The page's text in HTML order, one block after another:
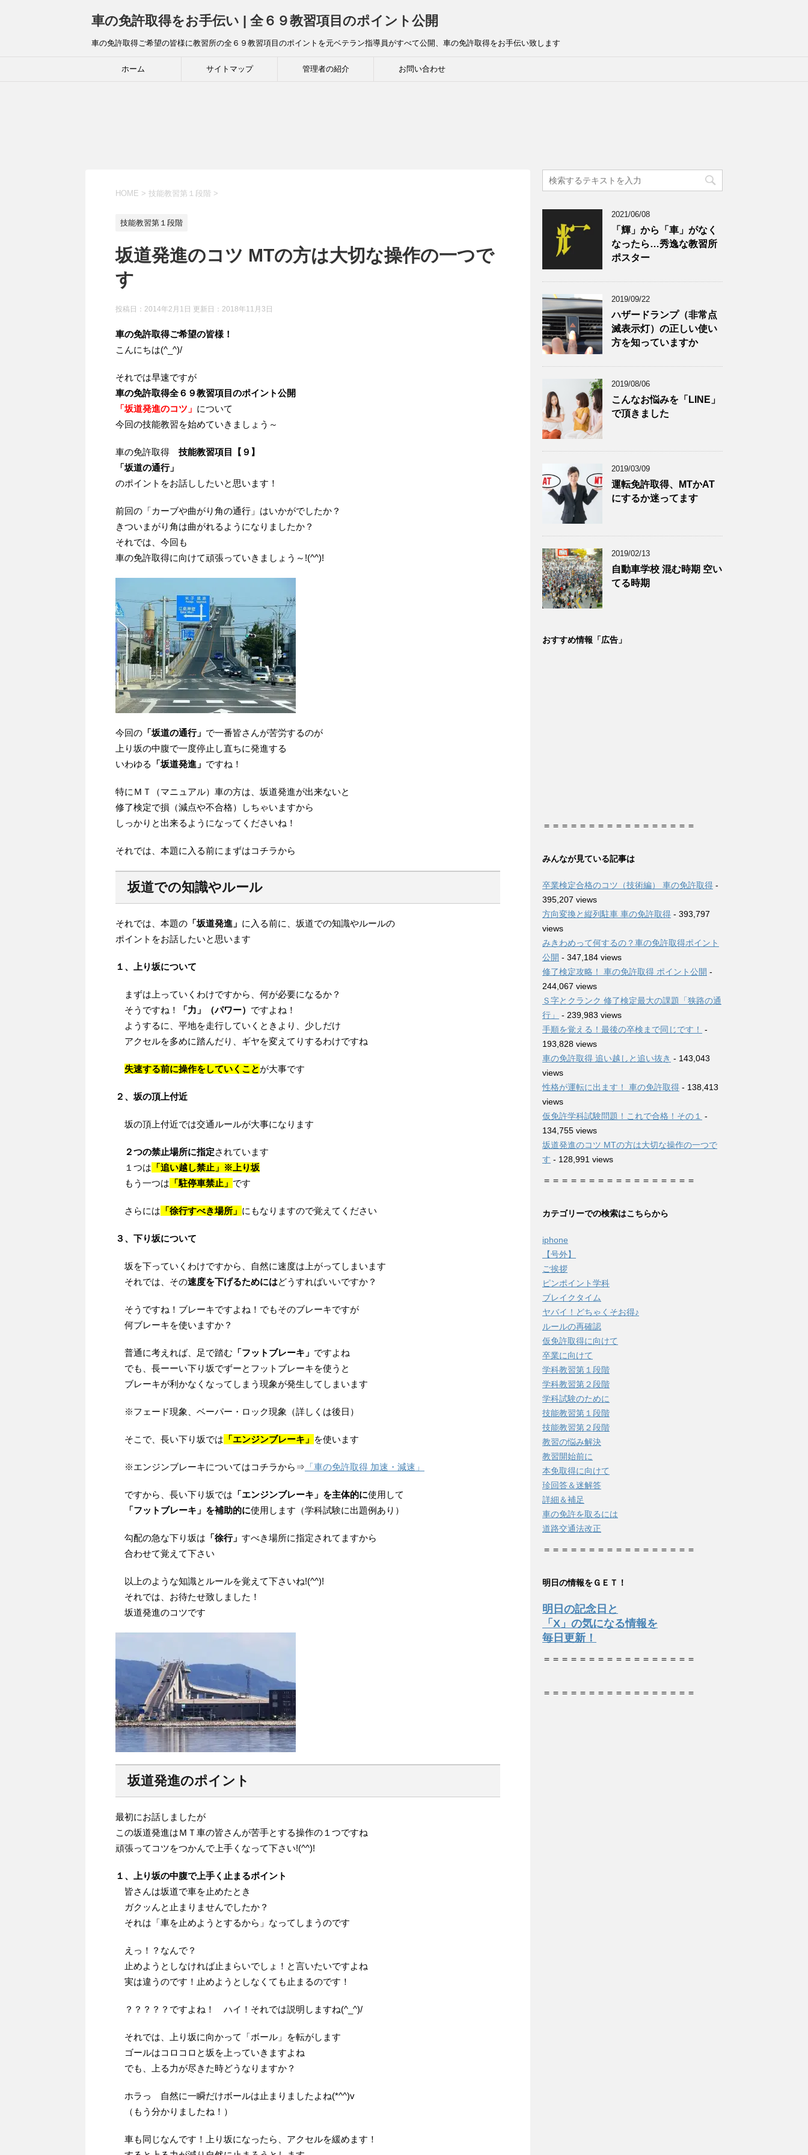
車の免許取得をお手伝い | 全６９教習項目のポイント公開
車の免許取得ご希望の皆様に教習所の全６９教習項目のポイントを元ベテラン指導員がすべて公開、車の免許取得をお手伝い致します
ホーム サイトマップ 管理者の紹介 お問い合わせ
HOME > 技能教習第１段階 >
技能教習第１段階
坂道発進のコツ MTの方は大切な操作の一つで
す
投稿日：2014年2月1日 更新日： 2018年11月3日
車の免許取得ご希望の皆様！
こんにちは(^_^)/
それでは早速ですが
車の免許取得全６９教習項目のポイント公開
「坂道発進のコツ」 について
今回の技能教習を始めていきましょう～
車の免許取得 技能教習項目【９】
「坂道の通行」
のポイントをお話ししたいと思います！
前回の「カーブや曲がり角の通行」はいかがでしたか？
きついまがり角は曲がれるようになりましたか？
それでは、今回も
車の免許取得に向けて頑張っていきましょう～!(^^)!
今回の 「坂道の通行」 で一番皆さんが苦労するのが
上り坂の中腹で一度停止し直ちに発進する
いわゆる
「坂道発進」 ですね！
特にＭＴ（マニュアル）車の方は、坂道発進が出来ないと
修了検定で損（減点や不合格）しちゃいますから
しっかりと出来るようになってくださいね！
それでは、本題に入る前にまずはコチラから
坂道での知識やルール
それでは、本題の 「坂道発進」 に入る前に、坂道での知識やルールの
ポイントをお話したいと思います
１、上り坂について
まずは上っていくわけですから、何が必要になるか？
そうですね！
「力」（パワー） ですよね！
ようするに、平地を走行していくときより、少しだけ
アクセルを多めに踏んだり、ギヤを変えてりするわけですね
失速する前に操作をしていくことが大事です
２、坂の頂上付近
坂の頂上付近では交通ルールが大事になります
２つの禁止場所に指定されています
１つは 「追い越し禁止」※上り坂
もう一つは 「駐停車禁止」 です
さらには 「徐行すべき場所」 にもなりますので覚えてください
３、下り坂について
坂を下っていくわけですから、自然に速度は上がってしまいます
それでは、その速度を下げるためにはどうすればいいですか？
そうですね！ブレーキですよね！でもそのブレーキですが
何ブレーキを使いますか？
普通に考えれば、足で踏む 「フットブレーキ」 ですよね
でも、長ーーい下り坂でずーとフットブレーキを使うと
ブレーキが利かなくなってしまう現象が発生してしまいます
※フェード現象、ベーパー・ロック現象（詳しくは後日）
そこで、長い下り坂では 「エンジンブレーキ」 を使います
※エンジンブレーキについてはコチラから⇒ 「車の免許取得 加速・減速」
ですから、長い下り坂では 「エンジンブレーキ」を主体的に使用して
「フットブレーキ」を補助的に使用します（学科試験に出題例あり）
勾配の急な下り坂は 「徐行」 すべき場所に指定されてますから
合わせて覚えて下さい
以上のような知識とルールを覚えて下さいね!(^^)!
それでは、お待たせ致しました！
坂道発進のコツです
坂道発進のポイント
最初にお話しましたが
この坂道発進はＭＴ車の皆さんが苦手とする操作の１つですね
頑張ってコツをつかんで上手くなって下さい!(^^)!
１、上り坂の中腹で上手く止まるポイント
皆さんは坂道で車を止めたとき
ガクッんと止まりませんでしたか？
それは「車を止めようとするから」なってしまうのです
えっ！？なんで？
止めようとしなければ止まらいでしょ！と言いたいですよね
実は違うのです！止めようとしなくても止まるのです！
？？？？？ですよね！ ハイ！それでは説明しますね(^_^)/
それでは、上り坂に向かって「ボール」を転がします
ゴールはコロコロと坂を上っていきますよね
でも、上る力が尽きた時どうなりますか？
ホラっ 自然に一瞬だけボールは止まりましたよね(*^^)v
（もう分かりましたね！）
車も同じなんです！上り坂になったら、アクセルを緩めます！
2021/06/08
「輝」から「車」がなく
なったら…秀逸な教習所
ポスター
2019/09/22
ハザードランプ（非常点
滅表示灯）の正しい使い
方を知っていますか
2019/08/06
こんなお悩みを「LINE」
で頂きました
2019/03/09
運転免許取得、MTかAT
にするか迷ってます
2019/02/13
自動車学校 混む時期 空い
てる時期
おすすめ情報「広告」
＝＝＝＝＝＝＝＝＝＝＝＝＝＝＝＝＝
みんなが見ている記事は
卒業検定合格のコツ（技術編） 車の免許取得 -
395,207 views
方向変換と縦列駐車 車の免許取得 - 393,797
views
みきわめって何するの？車の免許取得ポイント
公開 - 347,184 views
修了検定攻略！ 車の免許取得 ポイント公開 -
244,067 views
Ｓ字とクランク 修了検定最大の課題「狭路の通
行」
- 239,983 views
手順を覚える！最後の卒検まで同じです！
-
193,828 views
車の免許取得 追い越しと追い抜き - 143,043
views
性格が運転に出ます！ 車の免許取得 - 138,413
views
仮免許学科試験問題！これで合格！その１
-
134,755 views
坂道発進のコツ MTの方は大切な操作の一つで
す - 128,991 views
＝＝＝＝＝＝＝＝＝＝＝＝＝＝＝＝＝
カテゴリーでの検索はこちらから
iphone
【号外】
ご挨拶
ピンポイント学科
ブレイクタイム
ヤバイ！どちゃくそお得♪
ルールの再確認
仮免許取得に向けて
卒業に向けて
学科教習第１段階
学科教習第２段階
学科試験のために
技能教習第１段階
技能教習第２段階
教習の悩み解決
教習開始前に
本免取得に向けて
珍回答＆迷解答
詳細＆補足
車の免許を取るには
道路交通法改正
＝＝＝＝＝＝＝＝＝＝＝＝＝＝＝＝＝
明日の情報をＧＥＴ！
明日の記念日と
「X」の気になる情報を
毎日更新！
＝＝＝＝＝＝＝＝＝＝＝＝＝＝＝＝＝
＝＝＝＝＝＝＝＝＝＝＝＝＝＝＝＝＝